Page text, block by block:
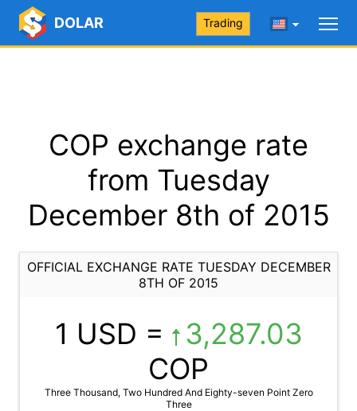
DOLAR Trading
COP exchange rate
from Tuesday
December 8th of 2015
OFFICIAL EXCHANGE RATE TUESDAY DECEMBER
8TH OF 2015
1 USD =
3,287.03
COP
Three Thousand, Two Hundred And Eighty-seven Point Zero
Three